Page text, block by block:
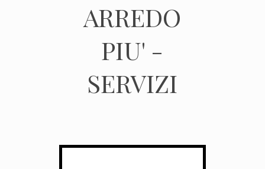
ARREDO
PIU' -
SERVIZI